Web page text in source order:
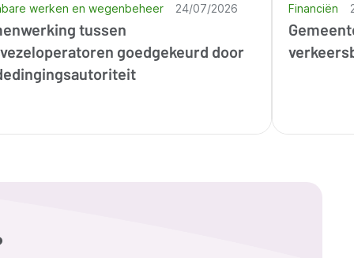
tussen
goedgekeurd door
werken en wegenbeheer 24/07/2026 Financiën